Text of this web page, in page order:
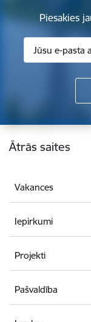
Piesakies
Kājene
Ātrās saites
Vakances
Iepirkumi
Projekti
Pašvaldība